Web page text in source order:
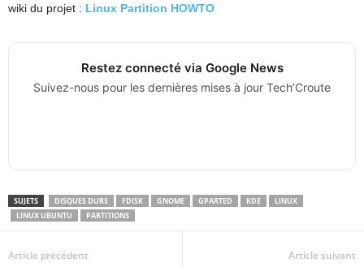
wiki du projet : Linux Partition HOWTO
Restez connecté via Google News
Suivez-nous pour les dernières mises à jour Tech’Croute
SUJETS DISQUES DURS FDISK GNOME GPARTED KDE
LINUX
LINUX UBUNTU
PARTITIONS
Article précédent Article suivant